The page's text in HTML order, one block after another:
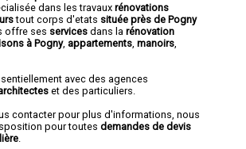
dans les travaux rénovations
tout corps d'etats située près de Pogny
offre ses services dans la rénovation
à Pogny, appartements manoirs
avec des agences
et des particuliers.
contacter pour plus d'informations, nous
pour toutes demandes de devis